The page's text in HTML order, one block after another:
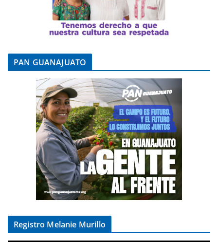
PAN GUANAJUATO
Registro Melanie Murillo